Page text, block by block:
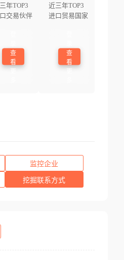
年TOP3
交易伙伴
查
看
近三年TOP3
进口贸易国家
查
看
监控企业
挖掘联系方式